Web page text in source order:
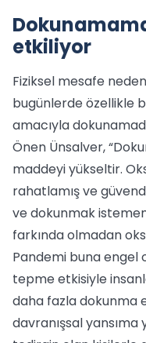
etkiliyor
Fiziksel mesafe
bugünlerde özellikle
amacıyla
Önen Ünsalver,
maddeyi yükseltir.
rahatlamış ve
ve dokunmak
farkında olmadan
Pandemi buna engel
tepme etkisiyle
daha fazla dokunma
davranışsal